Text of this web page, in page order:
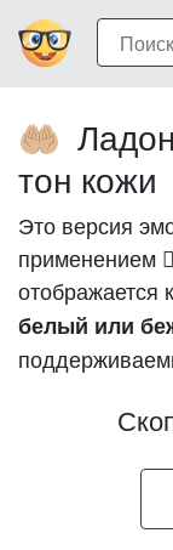
🤲🏼
тон кожи
Это версия
применением
отображается
белый или